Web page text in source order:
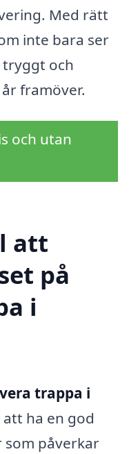
Med rätt
inte bara ser
och
framöver.
och utan
att
på
i
trappa i
ha en god
påverkar